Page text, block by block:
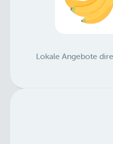
Lokale Angebote